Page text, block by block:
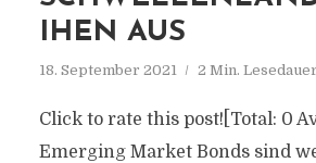
IHEN AUS
18. September 2021 2 Min. Lesedauer
Click to rate this post![Total: 0
Emerging Market Bonds sind